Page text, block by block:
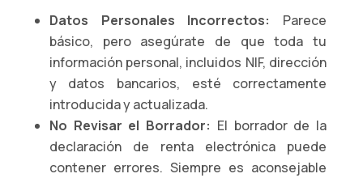
Datos Personales Incorrectos:
Parece
básico, pero asegúrate de que toda tu
información personal, incluidos NIF, dirección
y datos bancarios, esté correctamente
introducida y actualizada.
No Revisar el Borrador: El borrador de la
declaración de renta electrónica puede
contener errores. Siempre es aconsejable